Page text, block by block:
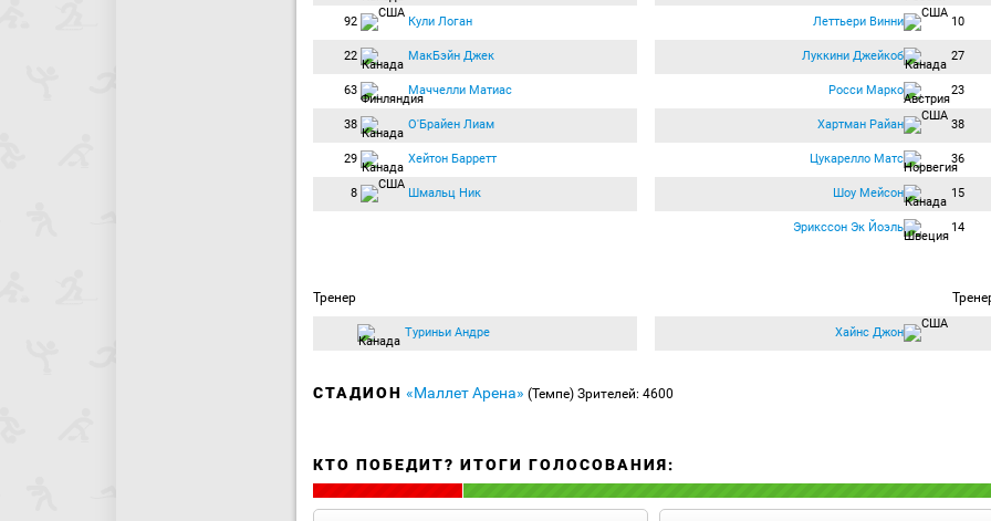
92 Кули Логан
22 МакБэйн Джек
63 Маччелли Матиас
38 О'Брайен Лиам
29 Хейтон Барретт
8 Шмальц Ник
Тренер
Туриньи Андре
Леттьери Винни 10
Луккини Джейкоб 27
Росси Марко 23
Хартман Райан 38
Цукарелло Матс 36
Шоу Мейсон 15
Эрикссон Эк Йоэль 14
Хайнс Джон
СТАДИОН «Маллет Арена» (Темпе) Зрителей: 4600
КТО ПОБЕДИТ? ИТОГИ ГОЛОСОВАНИЯ: